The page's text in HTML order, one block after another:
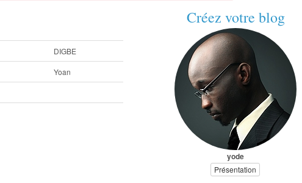
Créez votre blog
DIGBE
Yoan
yode
Présentation